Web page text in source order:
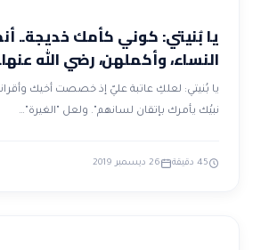
يا بُنيتي: كوني كأمك خديجة..
النساء، وأكملهن، رضي الله عنها.
يا بُنيتي: لعلكِ عاتبة عليّ إذ خصصت أخيك
نبيُك يأمرك بإتقان لسانهم". ولعل "الغيرة"…
45 دقيقة 26 ديسمبر 2019